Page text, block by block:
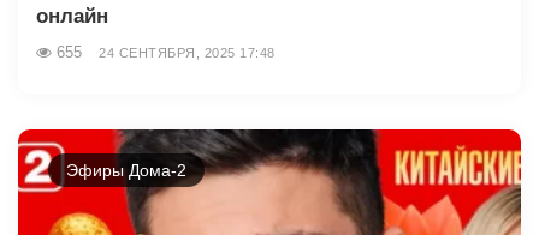
онлайн
655 24 СЕНТЯБРЯ, 2025 17:48
Эфиры Дома-2